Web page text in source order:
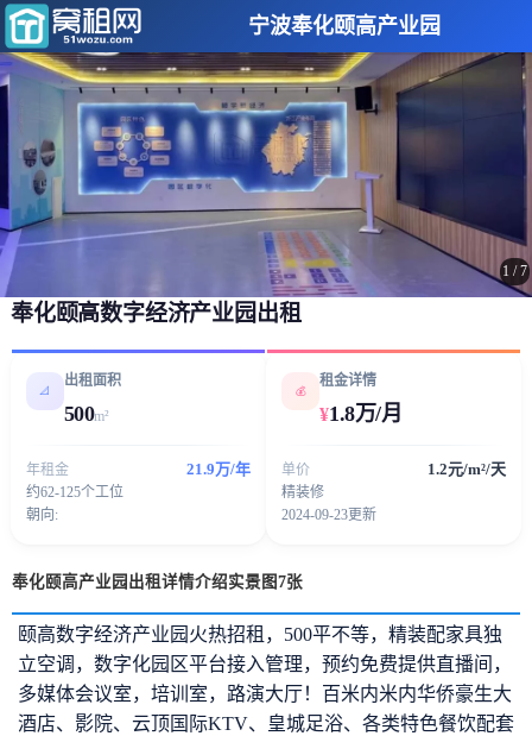
宁波奉化颐高产业园
1 /7
奉化颐高数字经济产业园出租
📐
出租面积
500m²
年租金 21.9万/年
约62-125个工位
朝向:
💰
租金详情
¥1.8万/月
单价 1.2元/m²/天
精装修
2024-09-23更新
奉化颐高产业园出租详情介绍实景图7张
颐高数字经济产业园火热招租，500平不等，精装配家具独
立空调，数字化园区平台接入管理，预约免费提供直播间，
多媒体会议室，培训室，路演大厅！百米内米内华侨豪生大
酒店、影院、云顶国际KTV、皇城足浴、各类特色餐饮配套